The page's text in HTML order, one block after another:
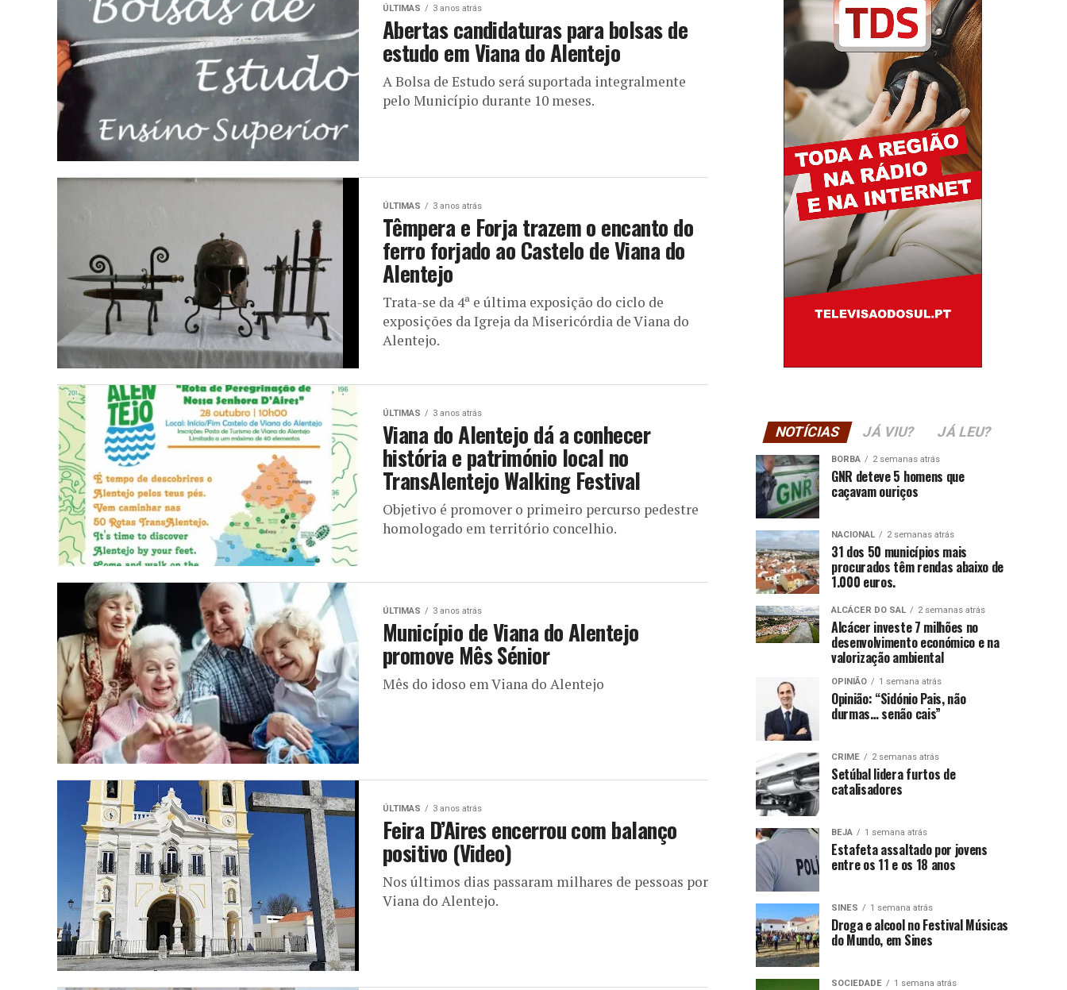
ÚLTIMAS 3 anos atrás
Abertas candidaturas para bolsas de
estudo em Viana do Alentejo
A Bolsa de Estudo será suportada integralmente
pelo Município durante 10 meses.
ÚLTIMAS 3 anos atrás
Têmpera e Forja trazem o encanto do
ferro forjado ao Castelo de Viana do
Alentejo
Trata-se da 4ª e última exposição do ciclo de
exposições da Igreja da Misericórdia de Viana do
Alentejo.
ÚLTIMAS 3 anos atrás
Viana do Alentejo dá a conhecer
história e património local no
TransAlentejo Walking Festival
Objetivo é promover o primeiro percurso pedestre
homologado em território concelhio.
ÚLTIMAS 3 anos atrás
Município de Viana do Alentejo
promove Mês Sénior
Mês do idoso em Viana do Alentejo
ÚLTIMAS 3 anos atrás
Feira D’Aires encerrou com balanço
positivo (Video)
Nos últimos dias passaram milhares de pessoas por
Viana do Alentejo.
NOTÍCIAS JÁ VIU? JÁ LEU?
BORBA 2 semanas atrás
GNR deteve 5 homens que
caçavam ouriços
NACIONAL 2 semanas atrás
31 dos 50 municípios mais
procurados têm rendas abaixo de
1.000 euros.
ALCÁCER DO SAL 2 semanas atrás
Alcácer investe 7 milhões no
desenvolvimento económico e na
valorização ambiental
OPINIÃO 1 semana atrás
Opinião: “Sidónio Pais, não
durmas… senão cais”
CRIME 2 semanas atrás
Setúbal lidera furtos de
catalisadores
BEJA 1 semana atrás
Estafeta assaltado por jovens
entre os 11 e os 18 anos
SINES 1 semana atrás
Droga e alcool no Festival Músicas
do Mundo, em Sines
SOCIEDADE 1 semana atrás